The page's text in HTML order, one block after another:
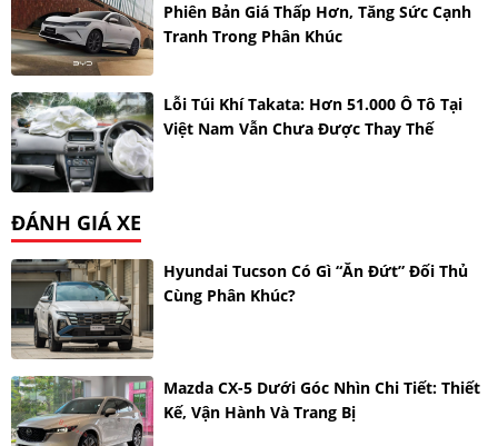
Phiên Bản Giá Thấp Hơn, Tăng Sức Cạnh
Tranh Trong Phân Khúc
Lỗi Túi Khí Takata: Hơn 51.000 Ô Tô Tại
Việt Nam Vẫn Chưa Được Thay Thế
ĐÁNH GIÁ XE
Hyundai Tucson Có Gì “ăn Đứt” Đối Thủ
Cùng Phân Khúc?
Mazda CX-5 Dưới Góc Nhìn Chi Tiết: Thiết
Kế, Vận Hành Và Trang Bị